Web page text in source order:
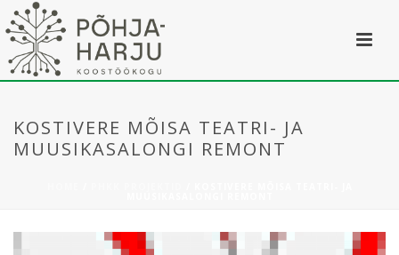
KOSTIVERE MÕISA TEATRI- JA
MUUSIKASALONGI REMONT